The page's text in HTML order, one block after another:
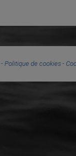
- Politique de cookies -